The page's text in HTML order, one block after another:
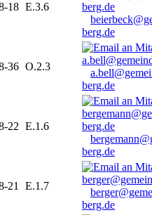
18 E.3.6
berg.de
36 O.2.3
berg.de
22 E.1.6
berg.de
21 E.1.7
berg.de